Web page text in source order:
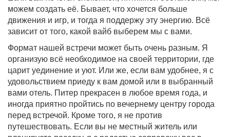
можем создать её. Бывает, что хочется больше
движения и игр, и тогда я поддержу эту энергию. Всё
зависит от того, какой вайб выберем мы с вами.
Формат нашей встречи может быть очень разным. Я
организую всё необходимое на своей территории, где
царит уединение и уют. Или же, если вам удобнее, я с
удовольствием приеду к вам домой или в выбранный
вами отель. Питер прекрасен в любое время года, и
иногда приятно пройтись по вечернему центру города
перед встречой. Кроме того, я не против
путешествовать. Если вы не местный житель или